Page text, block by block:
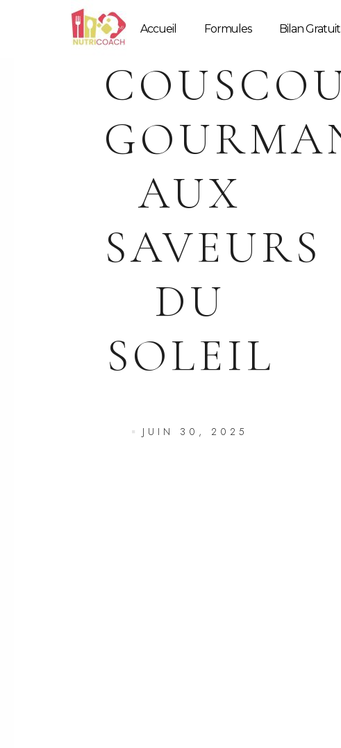
Accueil Formules Bilan Gratuit
AUX
SAVEURS
DU
SOLEIL
JUIN 30, 2025